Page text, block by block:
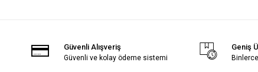
Güvenli Alışveriş
Güvenli ve kolay ödeme sistemi
Geniş